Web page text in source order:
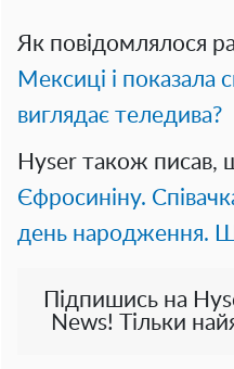
Як повідомлялося
Мексиці і показала
виглядає теледива?
Hyser також писав,
Єфросиніну.
день народження.
Підпишись на
News! Тільки